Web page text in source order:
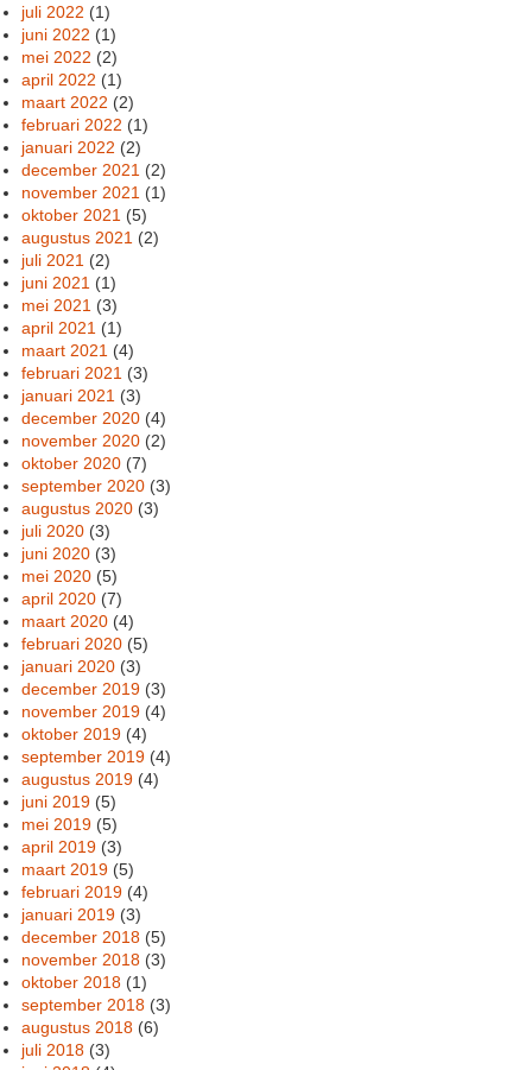
juli 2022 (1)
juni 2022 (1)
mei 2022 (2)
april 2022 (1)
maart 2022 (2)
februari 2022 (1)
januari 2022 (2)
december 2021 (2)
november 2021 (1)
oktober 2021 (5)
augustus 2021 (2)
juli 2021 (2)
juni 2021 (1)
mei 2021 (3)
april 2021 (1)
maart 2021 (4)
februari 2021 (3)
januari 2021 (3)
december 2020 (4)
november 2020 (2)
oktober 2020 (7)
september 2020 (3)
augustus 2020 (3)
juli 2020 (3)
juni 2020 (3)
mei 2020 (5)
april 2020 (7)
maart 2020 (4)
februari 2020 (5)
januari 2020 (3)
december 2019 (3)
november 2019 (4)
oktober 2019 (4)
september 2019 (4)
augustus 2019 (4)
juni 2019 (5)
mei 2019 (5)
april 2019 (3)
maart 2019 (5)
februari 2019 (4)
januari 2019 (3)
december 2018 (5)
november 2018 (3)
oktober 2018 (1)
september 2018 (3)
augustus 2018 (6)
juli 2018 (3)